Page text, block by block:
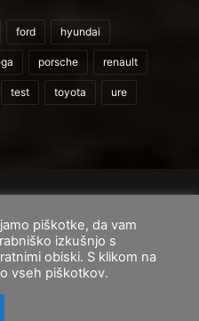
ford hyundai
porsche renault
test toyota ure
Pogoji uporabe
Instagram
TikTok
piškotke, da vam
izkušnjo s
obiski. S klikom na
vseh piškotkov.